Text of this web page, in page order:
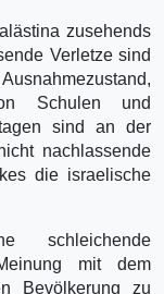
zusehends
Verletze sind
Schulen und
sind an der
nachlassende
die israelische
mit dem
Bevölkerung zu